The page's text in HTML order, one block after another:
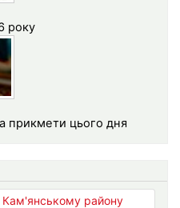
року
прикмети цього дня
Кам'янському району